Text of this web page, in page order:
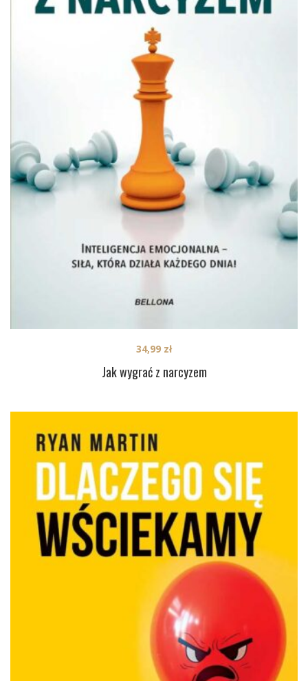
Jak wygrać z narcyzem
34,99 zł